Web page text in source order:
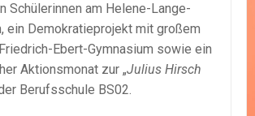
Schülerinnen am Helene-Lange-
ein Demokratieprojekt mit großem
Ebert-Gymnasium sowie ein
Aktionsmonat zur „Julius Hirsch
Berufsschule BS02.